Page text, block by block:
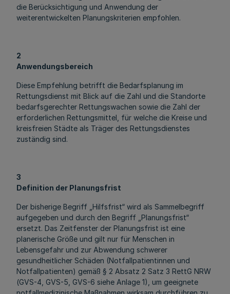
die Berücksichtigung und Anwendung der
weiterentwickelten Planungskriterien empfohlen.
2
Anwendungsbereich
Diese Empfehlung betrifft die Bedarfsplanung im
Rettungsdienst mit Blick auf die Zahl und die Standorte
bedarfsgerechter Rettungswachen sowie die Zahl der
erforderlichen Rettungsmittel, für welche die Kreise und
kreisfreien Städte als Träger des Rettungsdienstes
zuständig sind.
3
Definition der Planungsfrist
Der bisherige Begriff „Hilfsfrist“ wird als Sammelbegriff
aufgegeben und durch den Begriff „Planungsfrist“
ersetzt. Das Zeitfenster der Planungsfrist ist eine
planerische Größe und gilt nur für Menschen in
Lebensgefahr und zur Abwendung schwerer
gesundheitlicher Schäden (Notfallpatientinnen und
Notfallpatienten) gemäß § 2 Absatz 2 Satz 3 RettG NRW
(GVS-4, GVS-5, GVS-6 siehe Anlage 1), um geeignete